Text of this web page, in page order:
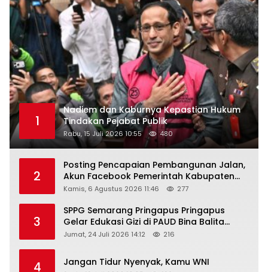
1
Nadiem dan Kaburnya Kepastian Hukum
Tindakan Pejabat Publik
Rabu, 15 Juli 2026 10:55 480
2
Posting Pencapaian Pembangunan Jalan,
Akun Facebook Pemerintah Kabupaten
Rembang “Dirujak” Warganet
Kamis, 6 Agustus 2026 11:46 277
3
SPPG Semarang Pringapus Pringapus
Gelar Edukasi Gizi di PAUD Bina Balita
Peringati Hari Anak Nasional 2026
Jumat, 24 Juli 2026 14:12 216
4 Jangan Tidur Nyenyak, Kamu WNI